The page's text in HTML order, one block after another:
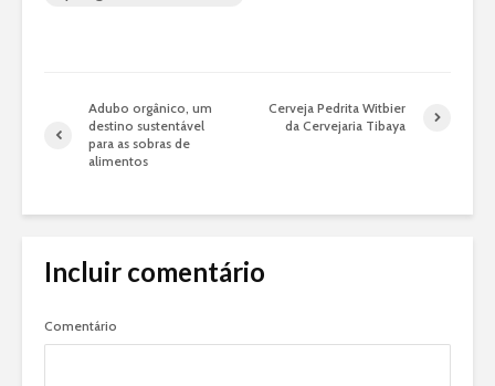
Adubo orgânico, um
destino sustentável
para as sobras de
alimentos
Cerveja Pedrita Witbier
da Cervejaria Tibaya
Incluir comentário
Comentário